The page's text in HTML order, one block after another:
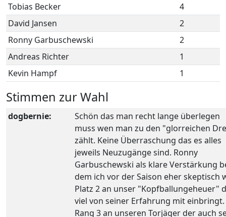
Tobias Becker
4
David Jansen
2
Ronny Garbuschewski
2
Andreas Richter
1
Kevin Hampf
1
Stimmen zur Wahl
dogbernie:
Schön das man recht lange überlegen
muss wen man zu den "glorreichen
zählt. Keine Überraschung das es alles
jeweils Neuzugänge sind. Ronny
Garbuschewski als klare Verstärkung
dem ich vor der Saison eher skeptisch
Platz 2 an unser "Kopfballungeheuer"
viel von seiner Erfahrung mit einbringt.
Rang 3 an unseren Torjäger der auch